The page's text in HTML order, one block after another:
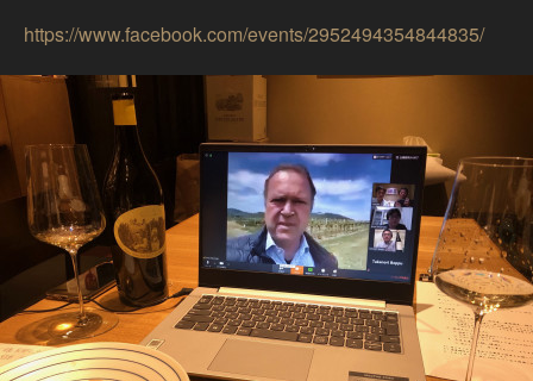
https://www.facebook.com/events/2952494354844835/